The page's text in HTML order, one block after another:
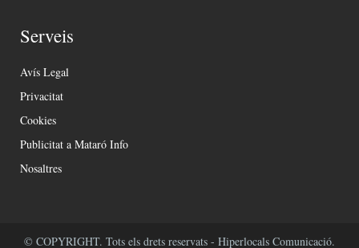
Serveis
Avís Legal
Privacitat
Cookies
Publicitat a Mataró Info
Nosaltres
© COPYRIGHT. Tots els drets reservats - Hiperlocals Comunicació.